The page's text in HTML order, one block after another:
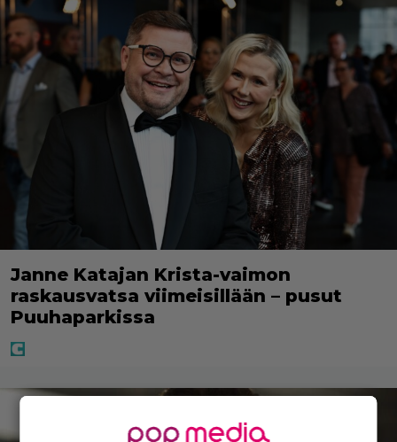
Janne Katajan Krista-vaimon
raskausvatsa viimeisillään – pusut
Puuhaparkissa